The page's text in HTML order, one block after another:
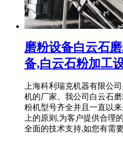
磨粉设备白云石
备,白云石粉加工
上海科利瑞克机器有限公
机的厂家。我公司白云石
粉机型号齐全并且一直以
上的原则,为客户提供合理
全面的技术支持,如您有需